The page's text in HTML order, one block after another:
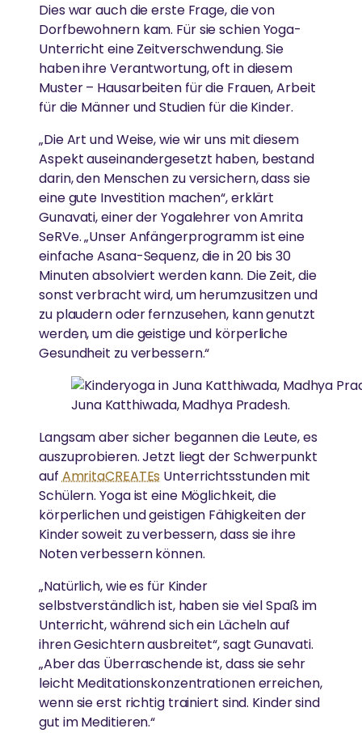
Dies war auch die erste Frage, die von
Dorfbewohnern kam. Für sie schien Yoga-
Unterricht eine Zeitverschwendung. Sie
haben ihre Verantwortung, oft in diesem
Muster – Hausarbeiten für die Frauen, Arbeit
für die Männer und Studien für die Kinder.
„Die Art und Weise, wie wir uns mit diesem
Aspekt auseinandergesetzt haben, bestand
darin, den Menschen zu versichern, dass sie
eine gute Investition machen“, erklärt
Gunavati, einer der Yogalehrer von Amrita
SeRVe. „Unser Anfängerprogramm ist eine
einfache Asana-Sequenz, die in 20 bis 30
Minuten absolviert werden kann. Die Zeit, die
sonst verbracht wird, um herumzusitzen und
zu plaudern oder fernzusehen, kann genutzt
werden, um die geistige und körperliche
Gesundheit zu verbessern.“
Juna Katthiwada, Madhya Pradesh.
Langsam aber sicher begannen die Leute, es
auszuprobieren. Jetzt liegt der Schwerpunkt
aufAmritaCREATEs Unterrichtsstunden mit
Schülern. Yoga ist eine Möglichkeit, die
körperlichen und geistigen Fähigkeiten der
Kinder soweit zu verbessern, dass sie ihre
Noten verbessern können.
„Natürlich, wie es für Kinder
selbstverständlich ist, haben sie viel Spaß im
Unterricht, während sich ein Lächeln auf
ihren Gesichtern ausbreitet“, sagt Gunavati.
„Aber das Überraschende ist, dass sie sehr
leicht Meditationskonzentrationen erreichen,
wenn sie erst richtig trainiert sind. Kinder sind
gut im Meditieren.“